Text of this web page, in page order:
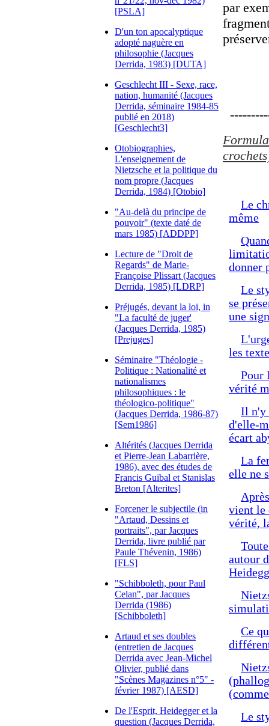
[PSLA]
D'un ton apocalyptique
adopté naguère en
philosophie (Jacques
Derrida, 1983) [DUTA]
Geschlecht III - Sexe, race,
nation, humanité (Jacques
Derrida, séminaire 1984-85
publié en 2018)
[Geschlecht3]
Otobiographies,
L'enseignement de
Nietzsche et la politique du
nom propre (Jacques
Derrida, 1984) [Otobio]
"Au-delà du principe de
pouvoir" (texte daté de
mars 1985) [ADDPP]
Lecture de "Droit de
Regards" de Marie-
Françoise Plissart (Jacques
Derrida, 1985) [LDRP]
Préjugés, devant la loi, in
"La faculté de juger'
(Jacques Derrida, 1985)
[Prejuges]
Séminaire "Théologie -
Politique : Nationalité et
nationalismes
philosophiques : le
théologico-politique"
(Jacques Derrida, 1986-87)
[Sem1986]
Altérités (Jacques Derrida
et Pierre-Jean Labarrière,
1986), avec des études de
Francis Guibal et Stanislas
Breton [Alterites]
Forcener le subjectile (in
"Artaud, Dessins et
portraits", par Jacques
Derrida, livre publié par
Paule Thévenin, 1986)
[FLS]
"Schibboleth, pour Paul
Celan", par Jacques
Derrida (1986)
[Schibboleth]
Artaud et ses doubles
(entretien de Jacques
Derrida avec Jean-Michel
Olivier, publié dans
"Scènes Magazines n°5" -
février 1987) [AESD]
De l'Esprit, Heidegger et la
question (Jacques Derrida,
par
Le
même
donner
Le
se
une
les
Pour
vérité
Il n'y
d'elle-
écart
La
elle ne
vient le
vérité,
autour
Ce
Le